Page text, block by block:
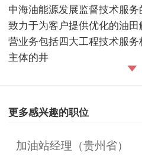
中海油能源发展监督技术服
致力于为客户提供优化的油
营业务包括四大工程技术服
主体的井
更多感兴趣的职位
加油站经理（贵州省）